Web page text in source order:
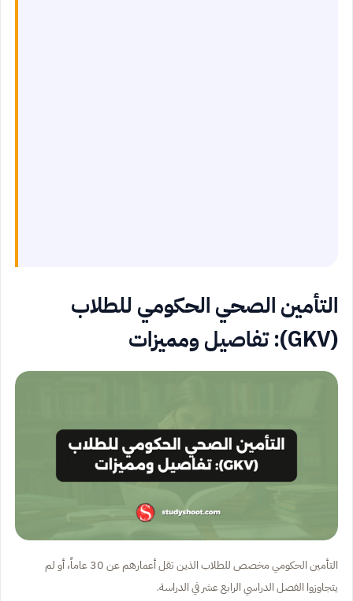
التأمين الصحي الحكومي للطلاب
(GKV): تفاصيل ومميزات
التأمين الحكومي مخصص للطلاب الذين تقل أعمارهم عن 30 عاماً، أو لم
يتجاوزوا الفصل الدراسي الرابع عشر في الدراسة.